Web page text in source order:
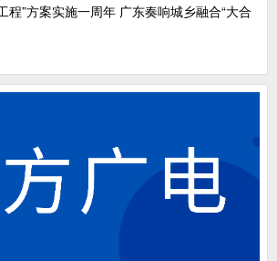
程”方案实施一周年 广东奏响城乡融合“大合